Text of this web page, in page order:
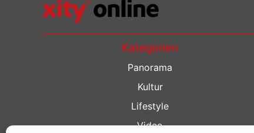
Kategorien
Panorama
Kultur
Lifestyle
Video